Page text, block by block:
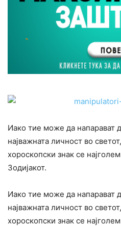
Иако тие може да нaпарават
најважната личност во
хороскопски знак се
Зодијакот.
Иако тие може да нaпарават
најважната личност во
хороскопски знак се